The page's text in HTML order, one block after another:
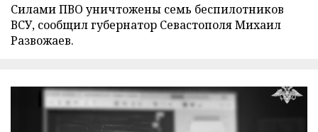
Силами ПВО уничтожены семь беспилотников
ВСУ, сообщил губернатор Севастополя Михаил
Развожаев.